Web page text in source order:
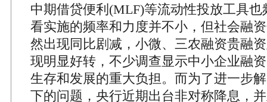
中期借贷便利(MLF)等流动性投放工具
看实施的频率和力度并不小，但社会融
然出现同比剧减，小微、三农融资贵融
现明显好转，不少调查显示中小企业融
生存和发展的重大负担。而为了进一步
下的问题，央行近期出台非对称降息，